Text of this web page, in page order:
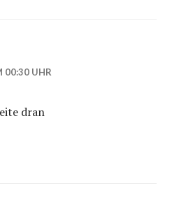
00:30 UHR
dran